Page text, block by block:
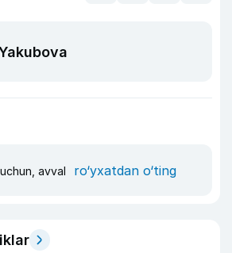
avval ro‘yxatdan o‘ting